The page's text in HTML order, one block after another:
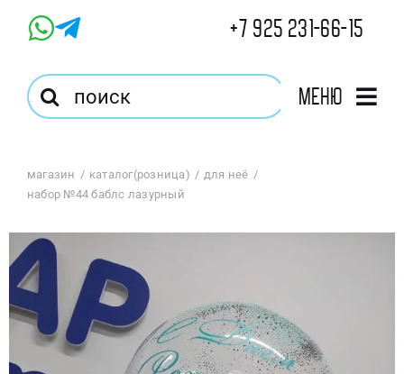
+7 925 231-66-15
Результат
поиска:
Меню
Магазин
Оптовый Магазин
Корзина
магазин каталог(розница)
для неё
набор №44 баблс лазурный